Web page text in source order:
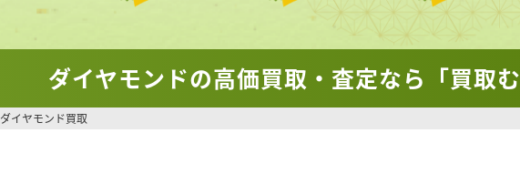
ダイヤモンドの高価買取・査定なら「買取
ダイヤモンド買取